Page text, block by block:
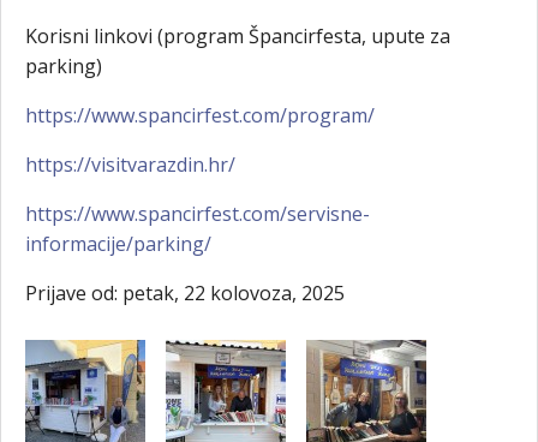
Korisni linkovi (program Špancirfesta, upute za
parking)
https://www.spancirfest.com/program/
https://visitvarazdin.hr/
https://www.spancirfest.com/servisne-
informacije/parking/
Prijave od: petak, 22 kolovoza, 2025